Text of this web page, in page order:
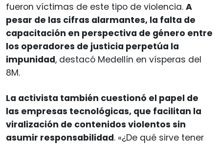
fueron víctimas de este tipo de violencia. A
pesar de las cifras alarmantes, la falta de
capacitación en perspectiva de género entre
los operadores de justicia perpetúa la
impunidad, destacó Medellín en vísperas del
8M.
La activista también cuestionó el papel de
las empresas tecnológicas, que facilitan la
viralización de contenidos violentos sin
asumir responsabilidad. «¿De qué sirve tener